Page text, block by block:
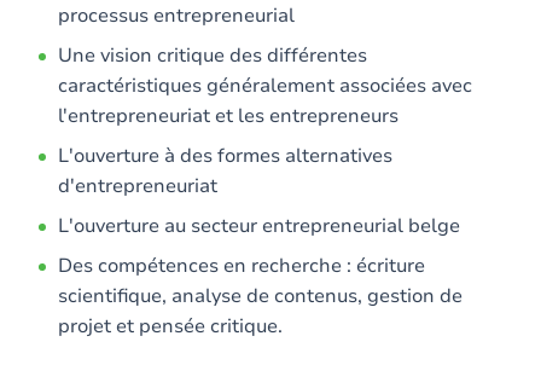
processus entrepreneurial
Une vision critique des différentes
caractéristiques généralement associées avec
l'entrepreneuriat et les entrepreneurs
L'ouverture à des formes alternatives
d'entrepreneuriat
L'ouverture au secteur entrepreneurial belge
Des compétences en recherche : écriture
scientifique, analyse de contenus, gestion de
projet et pensée critique.